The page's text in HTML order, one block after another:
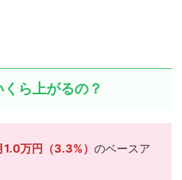
ら上がるの？
1.0万円（3.3%） のベースア